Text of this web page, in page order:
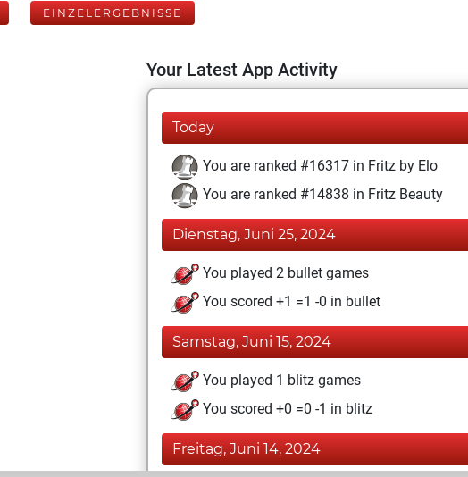
EINZELERGEBNISSE
Your Latest App Activity
Today
You are ranked #16317 in Fritz by Elo
You are ranked #14838 in Fritz Beauty
Dienstag, Juni 25, 2024
You played 2 bullet games
You scored +1 =1 -0 in bullet
Samstag, Juni 15, 2024
You played 1 blitz games
You scored +0 =0 -1 in blitz
Freitag, Juni 14, 2024